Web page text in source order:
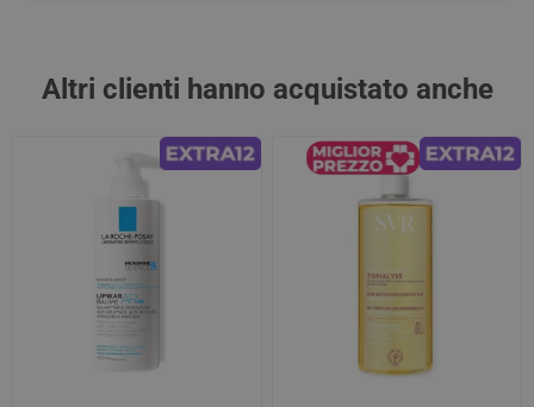
Altri clienti hanno acquistato anche